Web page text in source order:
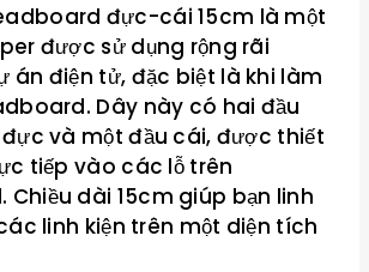
đực-cái 15cm là một
được sử dụng rộng rãi
án điện tử, đặc biệt là khi làm
Dây này có hai đầu
đực và một đầu cái, được thiết
tiếp vào các lỗ trên
dài 15cm giúp bạn linh
linh kiện trên một diện tích